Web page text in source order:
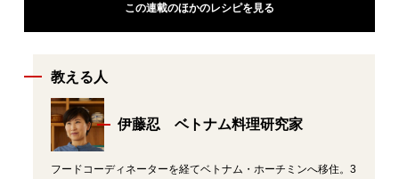
この連載のほかのレシピを見る
教える人
伊藤忍 ベトナム料理研究家
フードコーディネーターを経てベトナム・ホーチミンへ移住。3